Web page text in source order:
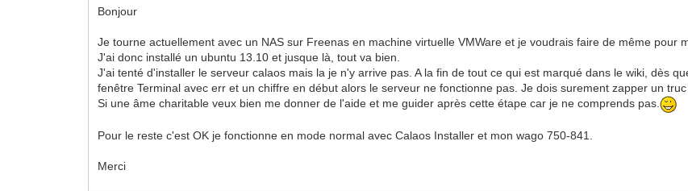
Bonjour
Je tourne actuellement avec un NAS sur Freenas en machine virtuelle VMWare et je voudrais faire de même pour
J'ai donc installé un ubuntu 13.10 et jusque là, tout va bien.
J'ai tenté d'installer le serveur calaos mais la je n'y arrive pas. A la fin de tout ce qui est marqué dans le wiki, dès
fenêtre Terminal avec err et un chiffre en début alors le serveur ne fonctionne pas. Je dois surement zapper un
Si une âme charitable veux bien me donner de l'aide et me guider après cette étape car je ne comprends pas.
Pour le reste c'est OK je fonctionne en mode normal avec Calaos Installer et mon wago 750-841.
Merci